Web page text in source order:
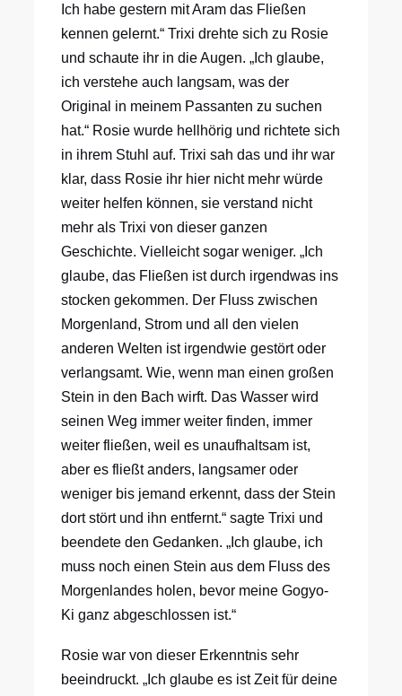
Ich habe gestern mit Aram das Fließen
kennen gelernt.“ Trixi drehte sich zu Rosie
und schaute ihr in die Augen. „Ich glaube,
ich verstehe auch langsam, was der
Original in meinem Passanten zu suchen
hat.“ Rosie wurde hellhörig und richtete sich
in ihrem Stuhl auf. Trixi sah das und ihr war
klar, dass Rosie ihr hier nicht mehr würde
weiter helfen können, sie verstand nicht
mehr als Trixi von dieser ganzen
Geschichte. Vielleicht sogar weniger. „Ich
glaube, das Fließen ist durch irgendwas ins
stocken gekommen. Der Fluss zwischen
Morgenland, Strom und all den vielen
anderen Welten ist irgendwie gestört oder
verlangsamt. Wie, wenn man einen großen
Stein in den Bach wirft. Das Wasser wird
seinen Weg immer weiter finden, immer
weiter fließen, weil es unaufhaltsam ist,
aber es fließt anders, langsamer oder
weniger bis jemand erkennt, dass der Stein
dort stört und ihn entfernt.“ sagte Trixi und
beendete den Gedanken. „Ich glaube, ich
muss noch einen Stein aus dem Fluss des
Morgenlandes holen, bevor meine Gogyo-
Ki ganz abgeschlossen ist.“
Rosie war von dieser Erkenntnis sehr
beeindruckt. „Ich glaube es ist Zeit für deine